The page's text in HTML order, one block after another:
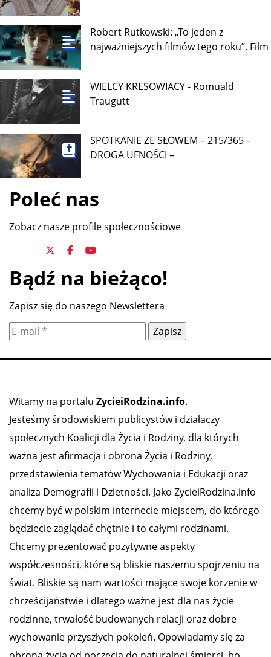
Robert Rutkowski: „To jeden z
najważniejszych filmów tego roku”. Film
WIELCY KRESOWIACY - Romuald
Traugutt
SPOTKANIE ZE SŁOWEM – 215/365 –
DROGA UFNOŚCI –
Poleć nas
Zobacz nasze profile społecznościowe
Bądź na bieżąco!
Zapisz się do naszego Newslettera
Witamy na portalu ZycieiRodzina.info.
Jesteśmy środowiskiem publicystów i działaczy
społecznych Koalicji dla Życia i Rodziny, dla których
ważna jest afirmacja i obrona Życia i Rodziny,
przedstawienia tematów Wychowania i Edukacji oraz
analiza Demografii i Dzietności. Jako ZycieiRodzina.info
chcemy być w polskim internecie miejscem, do którego
będziecie zaglądać chętnie i to całymi rodzinami.
Chcemy prezentować pozytywne aspekty
współczesności, które są bliskie naszemu spojrzeniu na
świat. Bliskie są nam wartości mające swoje korzenie w
chrześcijaństwie i dlatego ważne jest dla nas życie
rodzinne, trwałość budowanych relacji oraz dobre
wychowanie przyszłych pokoleń. Opowiadamy się za